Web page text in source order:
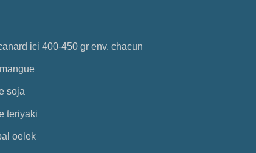
ici 400-450 gr env. chacun
soja
teriyaki
oelek